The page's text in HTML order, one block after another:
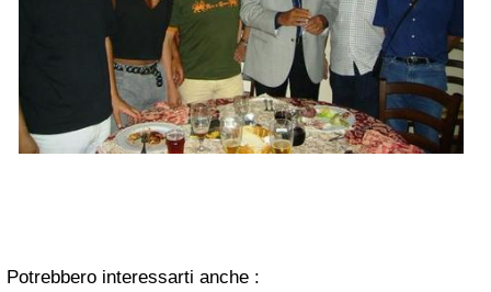
Potrebbero interessarti anche :